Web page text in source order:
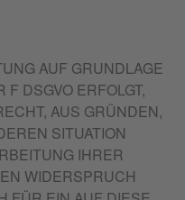
AUF GRUNDLAGE
F DSGVO ERFOLGT,
AUS GRÜNDEN,
SITUATION
IHRER
WIDERSPRUCH